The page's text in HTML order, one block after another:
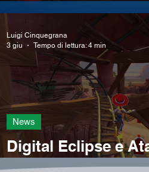
Digital Eclipse e
Toy Story: Retro
News
Luigi Cinquegrana
3 giu
Tempo di lettura: 4 min